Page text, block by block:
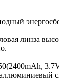
линза